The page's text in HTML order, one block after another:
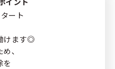
ート
けます◎
、
を